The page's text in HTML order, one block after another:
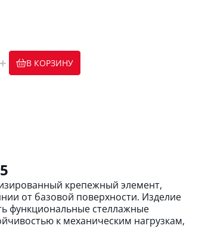
В КОРЗИНУ
крепежный элемент,
от базовой поверхности. Изделие
функциональные стеллажные
к механическим нагрузкам,